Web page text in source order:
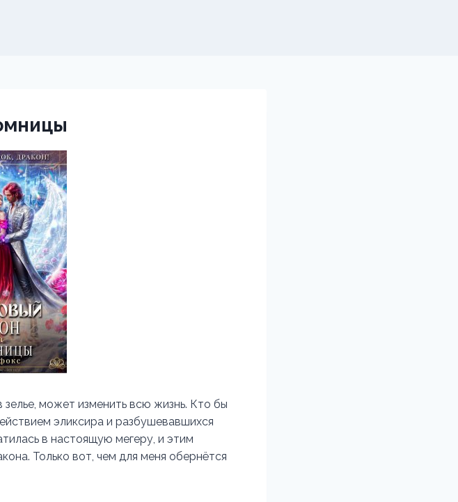
может изменить всю жизнь. Кто бы
эликсира и разбушевавшихся
в настоящую мегеру, и этим
Только вот, чем для меня обернётся